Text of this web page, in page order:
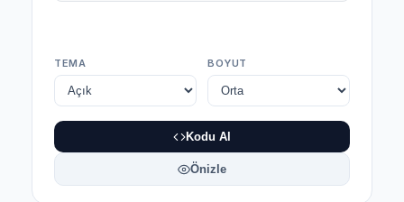
TEMA BOYUT
Kodu Al
Önizle